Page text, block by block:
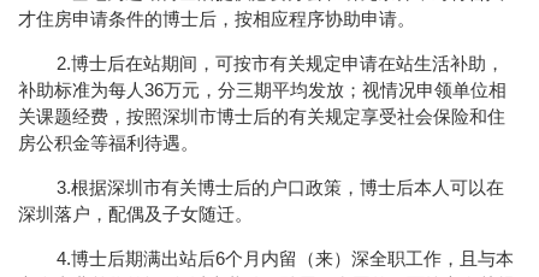
才住房申请条件的博士后，按相应程序协助申请。
2.博士后在站期间，可按市有关规定申请在站生活补助，
补助标准为每人36万元，分三期平均发放；视情况申领单位相
关课题经费，按照深圳市博士后的有关规定享受社会保险和住
房公积金等福利待遇。
3.根据深圳市有关博士后的户口政策，博士后本人可以在
深圳落户，配偶及子女随迁。
4.博士后期满出站后6个月内留（来）深全职工作，且与本